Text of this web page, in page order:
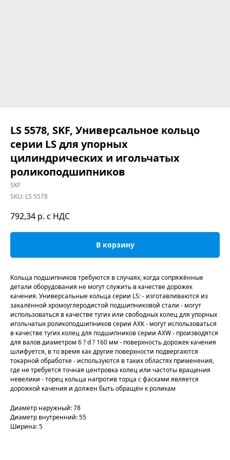
LS 5578, SKF, Универсальное кольцо
серии LS для упорных
цилиндрических и игольчатых
роликоподшипников
SKF
SKU: LS 5578
792,34 р. с НДС
В корзину
Кольца подшипников требуются в случаях, когда сопряжённые
детали оборудования не могут служить в качестве дорожек
качения. Универсальные кольца серии LS: - изготавливаются из
закалённой хромоуглеродистой подшипниковой стали - могут
использоваться в качестве тугих или свободных колец для упорных
игольчатых роликоподшипников серии AXK - могут использоваться
в качестве тугих колец для подшипников серии AXW - производятся
для валов диаметром 6 ? d ? 160 мм - поверхность дорожек качения
шлифуется, в то время как другие поверхности подвергаются
токарной обработке - используются в таких областях применения,
где не требуется точная центровка колец или частоты вращения
невелики - торец кольца напротив торца с фасками является
дорожкой качения и должен быть обращён к роликам
Диаметр наружный: 78
Диаметр внутренний: 55
Ширина: 5